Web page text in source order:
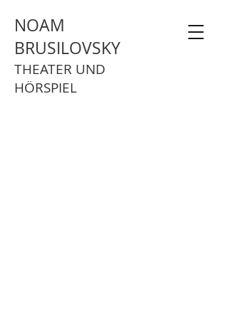
NOAM
BRUSILOVSKY
THEATER UND
HÖRSPIEL